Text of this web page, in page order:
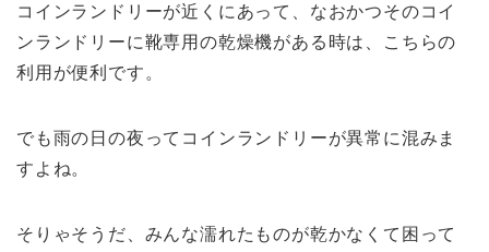
コインランドリーが近くにあって、なおかつそのコイ
ンランドリーに靴専用の乾燥機がある時は、こちらの
利用が便利です。
でも雨の日の夜ってコインランドリーが異常に混みま
すよね。
そりゃそうだ、みんな濡れたものが乾かなくて困って